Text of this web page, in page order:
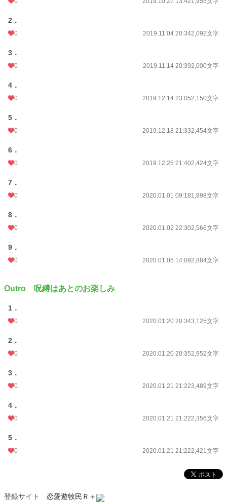
2．
0 2019.11.04 20:342,092文字
3．
0 2019.11.14 20:392,000文字
4．
0 2019.12.14 23:052,150文字
5．
0 2019.12.18 21:332,454文字
6．
0 2019.12.25 21:402,424文字
7．
0 2020.01.01 09:181,898文字
8．
0 2020.01.02 22:302,566文字
9．
0 2020.01.05 14:092,884文字
Outro 呪縛はあとのお楽しみ
1．
0 2020.01.20 20:343,125文字
2．
0 2020.01.20 20:352,952文字
3．
0 2020.01.21 21:223,489文字
4．
0 2020.01.21 21:222,356文字
5．
0 2020.01.21 21:222,421文字
登録サイト 恋愛遊牧民Ｒ＋